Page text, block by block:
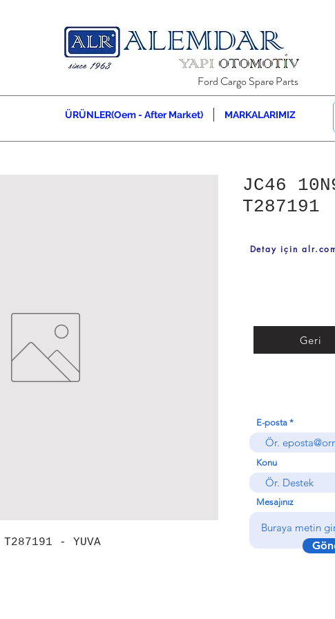
Ford Cargo Spare Parts
ÜRÜNLER(Oem - After Market) MARKALARIMIZ
- YUVA
JC46
T287191
Geri
Detay için
E-posta
Konu
Mesajınız